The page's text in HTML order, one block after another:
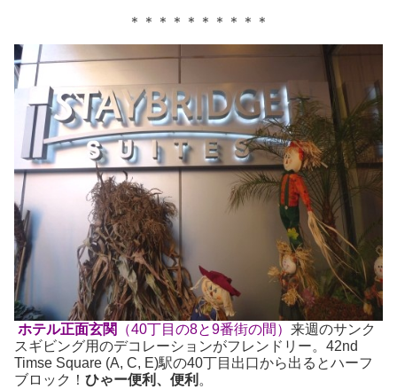
＊＊＊＊＊＊＊＊＊＊
ホテル正面玄関 （40丁目の8と9番街の間） 来週のサンク
スギビング用のデコレーションがフレンドリー。42nd
Timse Square (A, C, E)駅の40丁目出口から出るとハーフ
ブロック！ ひゃー便利、便利 。